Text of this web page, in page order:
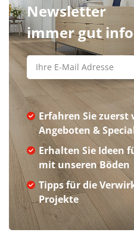
Newsletter
immer gut
Erfahren Sie zuerst
Angeboten &
Erhalten Sie Ideen
mit unseren Böden
Tipps für die
Projekte